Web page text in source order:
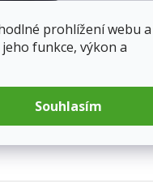
prohlížení webu a
funkce, výkon a
Souhlasím